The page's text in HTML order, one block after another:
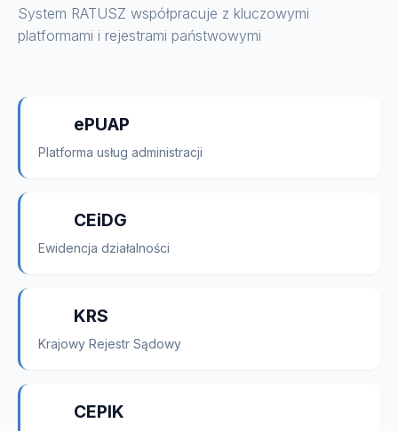
System RATUSZ współpracuje z kluczowymi
platformami i rejestrami państwowymi
ePUAP
Platforma usług administracji
CEiDG
Ewidencja działalności
KRS
Krajowy Rejestr Sądowy
CEPIK